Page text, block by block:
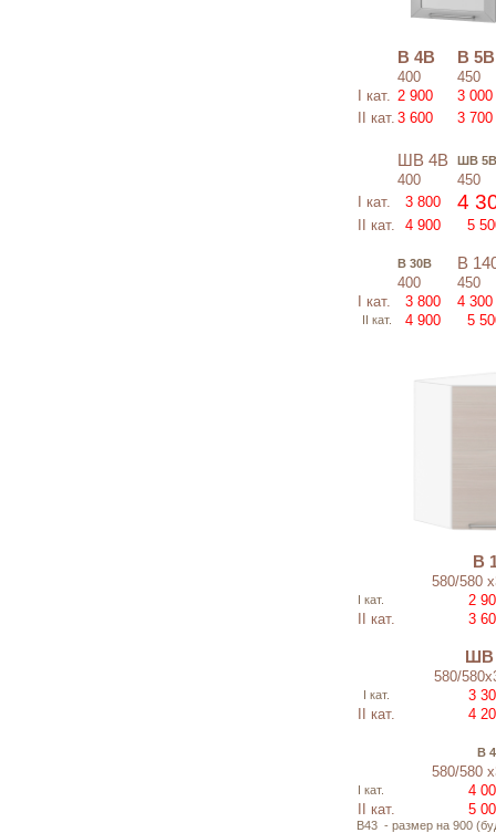
В 4В В
400
450
I кат.
2 900
3 000
II кат. 3 600 3 700
ШВ 4В ШВ 5В
400
450
I кат.
3 800 4
II кат. 4 900 5
В 30В В
400
450
I кат.
3 800 4 300
II кат. 4 900 5
В
580/580
I кат.
2
II кат.
3
ШВ
580/
I кат.
3
II кат.
4
В
580/580
I кат.
4
II кат.
5
В43 - размер на 900